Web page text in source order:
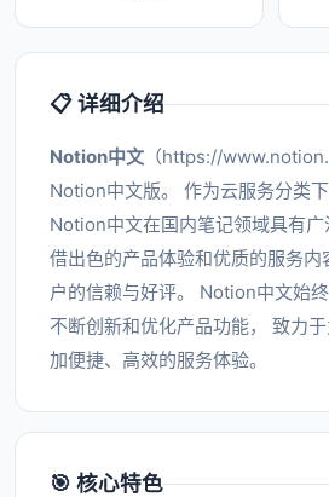
📋 详细介绍
Notion中文 （https://
Notion中文版。 作为云服务分类下
Notion中文在国内笔记领域具有
借出色的产品体验和优质的服务内
户的信赖与好评。 Notion中文始终
不断创新和优化产品功能， 致力
加便捷、高效的服务体验。
🎯 核心特色